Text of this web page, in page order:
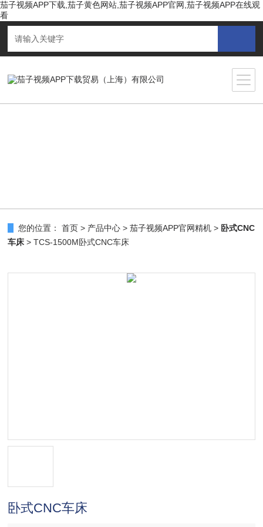
茄子视频APP下载,茄子黄色网站,茄子视频APP官网,茄子视频APP在线观
看
您的位置： 首页 > 产品中心 >茄子视频APP官网精机 > 卧式CNC
车床 > TCS-1500M卧式CNC车床
卧式CNC车床